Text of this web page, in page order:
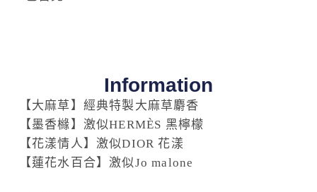
Information
【大麻草】經典特製大麻草麝香
【墨香櫞】激似HERMÈS 黑檸檬
【花漾情人】激似DIOR 花漾
【蓮花水百合】激似Jo malone